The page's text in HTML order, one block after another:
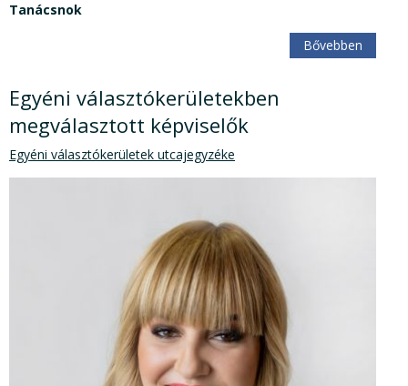
Tanácsnok
Bővebben
Egyéni választókerületekben
megválasztott képviselők
Egyéni választókerületek utcajegyzéke